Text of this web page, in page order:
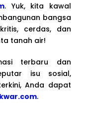
. Yuk, kita kawal
bangsa
cerdas, dan
tanah air!
terbaru dan
isu sosial,
Anda dapat
.